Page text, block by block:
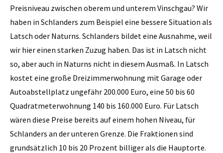
Preisniveau zwischen oberem und unterem Vinschgau? Wir
haben in Schlanders zum Beispiel eine bessere Situation als
Latsch oder Naturns. Schlanders bildet eine Ausnahme, weil
wir hier einen starken Zuzug haben. Das ist in Latsch nicht
so, aber auch in Naturns nicht in diesem Ausmaß. In Latsch
kostet eine große Dreizimmerwohnung mit Garage oder
Autoabstellplatz ungefähr 200.000 Euro, eine 50 bis 60
Quadratmeterwohnung 140 bis 160.000 Euro. Für Latsch
wären diese Preise bereits auf einem hohen Niveau, für
Schlanders an der unteren Grenze. Die Fraktionen sind
grundsätzlich 10 bis 20 Prozent billiger als die Hauptorte.